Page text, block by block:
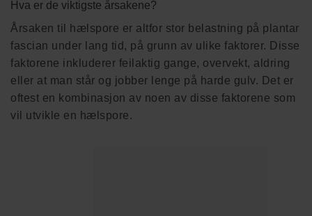
Hva er de viktigste årsakene?
Årsaken til hælspore er altfor stor belastning på plantar
fascian under lang tid, på grunn av ulike faktorer. Disse
faktorene inkluderer feilaktig gange, overvekt, aldring
eller at man står og jobber lenge på harde gulv. Det er
oftest en kombinasjon av noen av disse faktorene som
vil utvikle en hælspore.